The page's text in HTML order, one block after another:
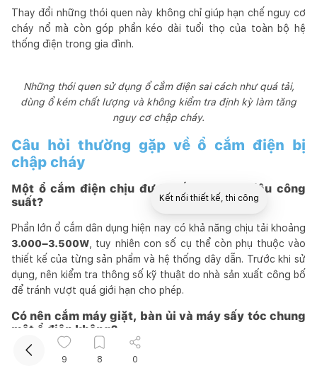
Thay đổi những thói quen này không chỉ giúp hạn chế nguy cơ
cháy nổ mà còn góp phần kéo dài tuổi thọ của toàn bộ hệ
thống điện trong gia đình.
Những thói quen sử dụng ổ cắm điện sai cách như quá tải,
dùng ổ kém chất lượng và không kiểm tra định kỳ làm tăng
nguy cơ chập cháy.
Câu hỏi thường gặp về ổ cắm điện bị
chập cháy
Một ổ cắm điện chịu được tối đa bao nhiêu công
suất?
Phần lớn ổ cắm dân dụng hiện nay có khả năng chịu tải khoảng
3.000–3.500W , tuy nhiên con số cụ thể còn phụ thuộc vào
thiết kế của từng sản phẩm và hệ thống dây dẫn. Trước khi sử
dụng, nên kiểm tra thông số kỹ thuật do nhà sản xuất công bố
để tránh vượt quá giới hạn cho phép.
Có nên cắm máy giặt, bàn ủi và máy sấy tóc chung
một ổ điện không?
Không nên. Đây đều là những thiết bị có công suất lớn. Nếu
9 8 0
Kết nối thiết kế, thi công
Mua sắm hoàn thiện nhà